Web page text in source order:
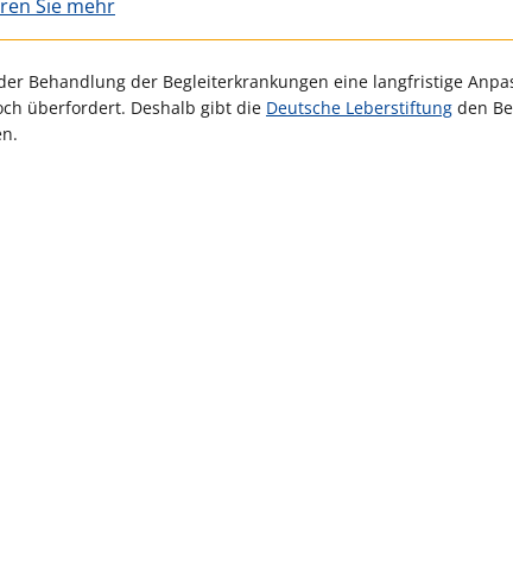
Sie mehr
Behandlung der Begleit­erkrankungen eine langfristige
überfordert. Deshalb gibt die Deutsche Leberstiftung den